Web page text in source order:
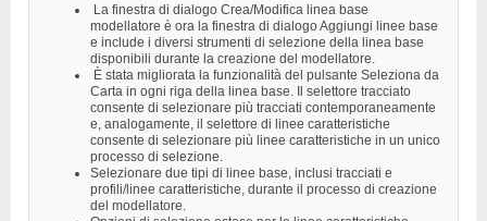
La finestra di dialogo Crea/Modifica linea base
modellatore è ora la finestra di dialogo Aggiungi linee base
e include i diversi strumenti di selezione della linea base
disponibili durante la creazione del modellatore.
È stata migliorata la funzionalità del pulsante Seleziona da
Carta in ogni riga della linea base. Il selettore tracciato
consente di selezionare più tracciati contemporaneamente
e, analogamente, il selettore di linee caratteristiche
consente di selezionare più linee caratteristiche in un unico
processo di selezione.
Selezionare due tipi di linee base, inclusi tracciati e
profili/linee caratteristiche, durante il processo di creazione
del modellatore.